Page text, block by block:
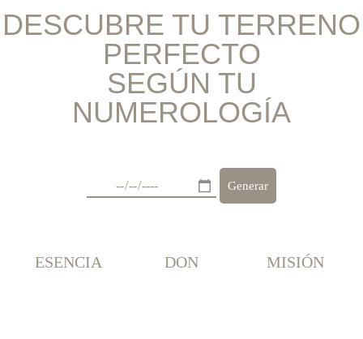
DESCUBRE TU TERRENO
PERFECTO
SEGÚN TU
NUMEROLOGÍA
Generar
ESENCIA DON MISIÓN